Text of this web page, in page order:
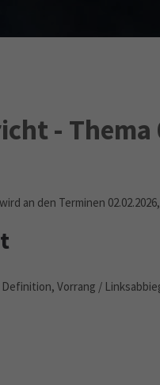
- Thema
an den Terminen
Vorrang /